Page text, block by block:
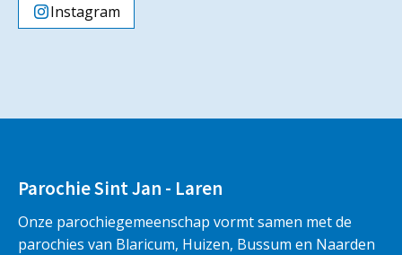
Instagram
Parochie Sint Jan - Laren
Onze parochiegemeenschap vormt samen met de
parochies van Blaricum, Huizen, Bussum en Naarden